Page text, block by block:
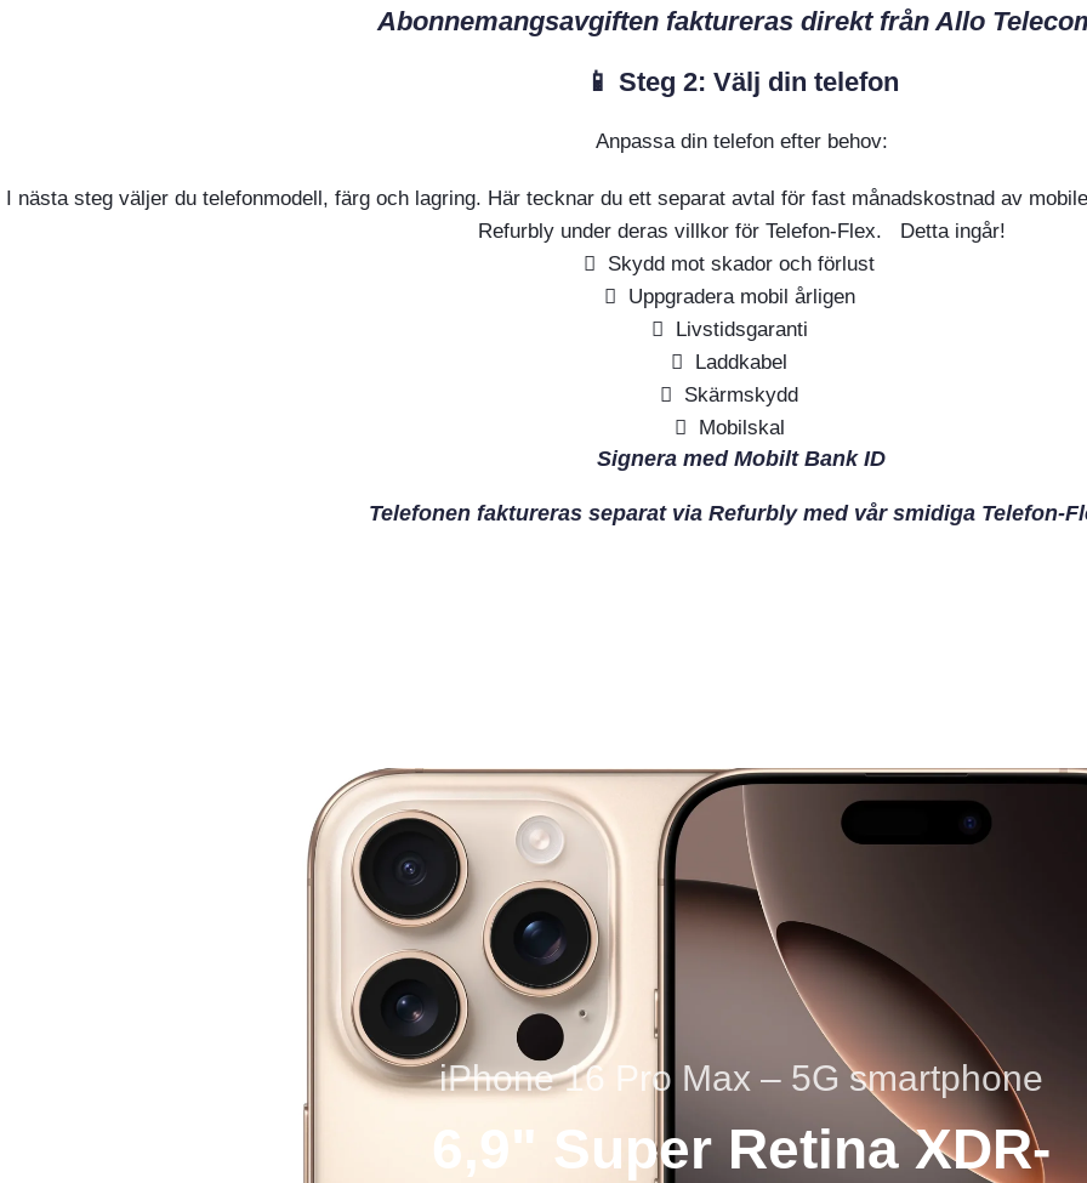
Abonnemangsavgiften faktureras direkt från Allo
📱 Steg 2: Välj din telefon
Anpassa din telefon efter behov:
I nästa steg väljer du telefonmodell, färg och lagring. Här tecknar du ett separat avtal för fast månadskostnad av
Refurbly under deras villkor för Telefon-Flex. Detta ingår!
Skydd mot skador och förlust
Uppgradera mobil årligen
Livstidsgaranti
Laddkabel
Skärmskydd
Mobilskal
Signera med Mobilt Bank ID
Telefonen faktureras separat via Refurbly med vår smidiga Telefon-
iPhone 16 Pro Max – 5G smartphone
6,9" Super Retina XDR-